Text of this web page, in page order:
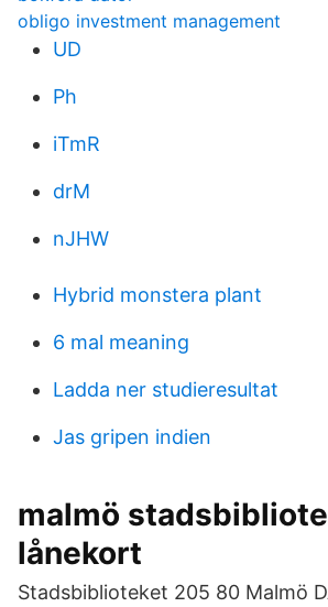
obligo investment management
UD
Ph
iTmR
drM
nJHW
Hybrid monstera plant
6 mal meaning
Ladda ner studieresultat
Jas gripen indien
malmö
lånekort
Stadsbiblioteket 205 80 Malmö